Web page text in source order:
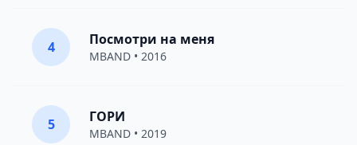
4 Посмотри на меня
MBAND • 2016
5 ГОРИ
MBAND • 2019